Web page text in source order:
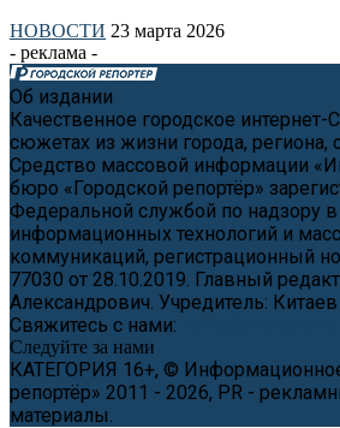
НОВОСТИ 23 марта 2026
- реклама -
Об издании
Качественное городское
сюжетах из жизни города, региона,
Средство массовой информации
бюро «Городской репортёр»
Федеральной службой по надзору
информационных технологий и
коммуникаций, регистрационный
77030 от 28.10.2019. Главный
Александрович. Учредитель:
Свяжитесь с нами:
Следуйте за нами
КАТЕГОРИЯ 16+, ©
репортёр» 2011 - 2026, PR -
материалы.